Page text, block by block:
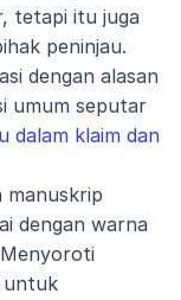
tetapi itu juga
peninjau.
dengan alasan
umum seputar
dalam klaim dan
manuskrip
dengan warna
untuk